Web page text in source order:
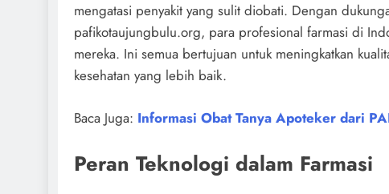
mengatasi penyakit yang sulit diobati. Dengan
pafikotaujungbulu.org, para profesional farmasi di
mereka. Ini semua bertujuan untuk meningkatkan
kesehatan yang lebih baik.
Baca Juga: Informasi Obat Tanya Apoteker dari
Peran Teknologi dalam Farmasi